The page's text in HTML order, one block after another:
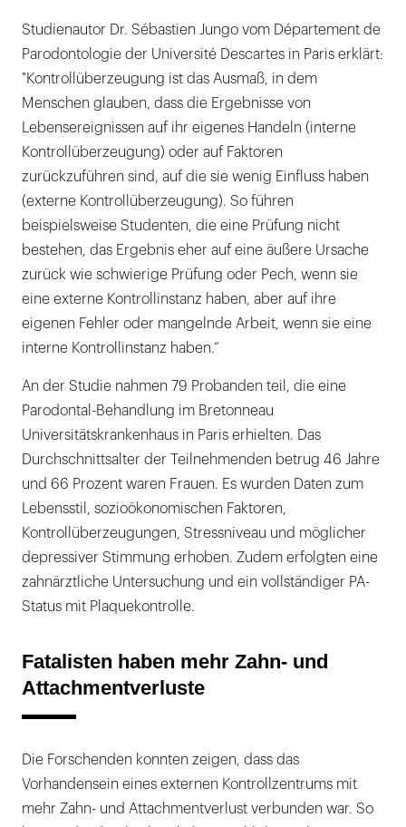
Studienautor Dr. Sébastien Jungo vom Département de
Parodontologie der Université Descartes in Paris erklärt:
"Kontrollüberzeugung ist das Ausmaß, in dem
Menschen glauben, dass die Ergebnisse von
Lebensereignissen auf ihr eigenes Handeln (interne
Kontrollüberzeugung) oder auf Faktoren
zurückzuführen sind, auf die sie wenig Einfluss haben
(externe Kontrollüberzeugung). So führen
beispielsweise Studenten, die eine Prüfung nicht
bestehen, das Ergebnis eher auf eine äußere Ursache
zurück wie schwierige Prüfung oder Pech, wenn sie
eine externe Kontrollinstanz haben, aber auf ihre
eigenen Fehler oder mangelnde Arbeit, wenn sie eine
interne Kontrollinstanz haben.“
An der Studie nahmen 79 Probanden teil, die eine
Parodontal-Behandlung im Bretonneau
Universitätskrankenhaus in Paris erhielten. Das
Durchschnittsalter der Teilnehmenden betrug 46 Jahre
und 66 Prozent waren Frauen. Es wurden Daten zum
Lebensstil, sozioökonomischen Faktoren,
Kontrollüberzeugungen, Stressniveau und möglicher
depressiver Stimmung erhoben. Zudem erfolgten eine
zahnärztliche Untersuchung und ein vollständiger PA-
Status mit Plaquekontrolle.
Fatalisten haben mehr Zahn- und
Attachmentverluste
Die Forschenden konnten zeigen, dass das
Vorhandensein eines externen Kontrollzentrums mit
mehr Zahn- und Attachmentverlust verbunden war. So